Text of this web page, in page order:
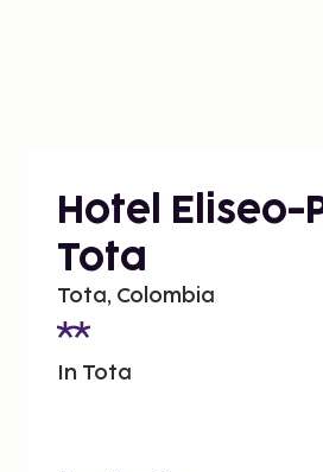
Hotel
Tota
Tota, Colombia
In Tota